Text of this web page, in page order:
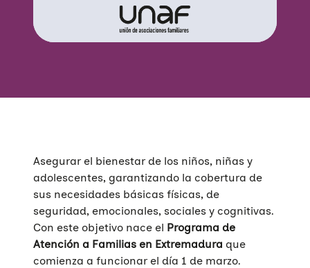
Asegurar el bienestar de los niños, niñas y
adolescentes, garantizando la cobertura de
sus necesidades básicas físicas, de
seguridad, emocionales, sociales y cognitivas.
Con este objetivo nace el Programa de
Atención a Familias en Extremadura que
comienza a funcionar el día 1 de marzo.